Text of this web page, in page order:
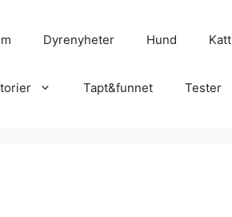
Dyrenyheter Hund Katt
Tapt&funnet Tester